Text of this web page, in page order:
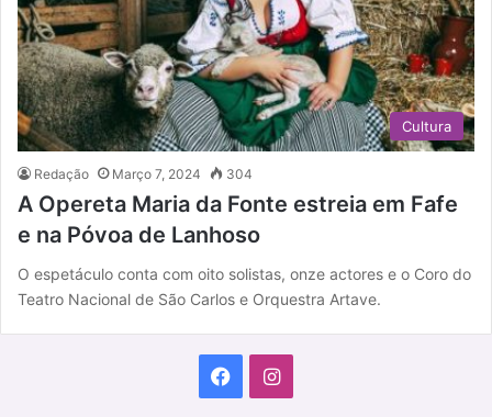
Cultura
Redação Março 7, 2024 304
A Opereta Maria da Fonte estreia em Fafe
e na Póvoa de Lanhoso
O espetáculo conta com oito solistas, onze actores e o Coro do
Teatro Nacional de São Carlos e Orquestra Artave.
I